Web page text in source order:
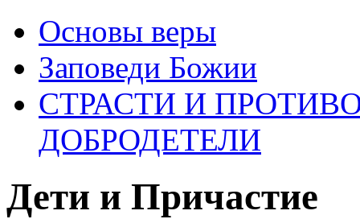
Основы веры
Заповеди Божии
СТРАСТИ И
ДОБРОДЕТЕЛИ
Дети и Причастие